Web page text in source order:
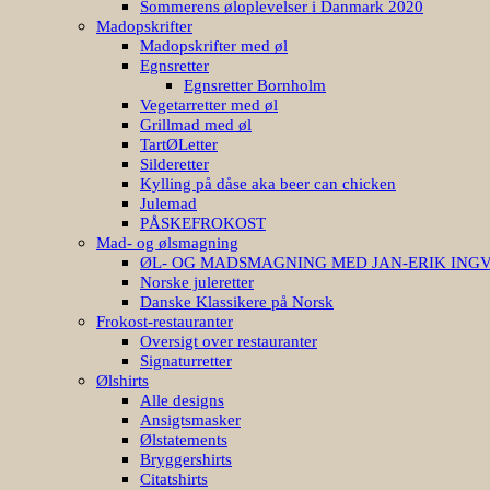
Sommerens øloplevelser i Danmark 2020
Madopskrifter
Madopskrifter med øl
Egnsretter
Egnsretter Bornholm
Vegetarretter med øl
Grillmad med øl
TartØLetter
Silderetter
Kylling på dåse aka beer can chicken
Julemad
PÅSKEFROKOST
Mad- og ølsmagning
ØL- OG MADSMAGNING MED JAN-ERIK
Norske juleretter
Danske Klassikere på Norsk
Frokost-restauranter
Oversigt over restauranter
Signaturretter
Ølshirts
Alle designs
Ansigtsmasker
Ølstatements
Bryggershirts
Citatshirts